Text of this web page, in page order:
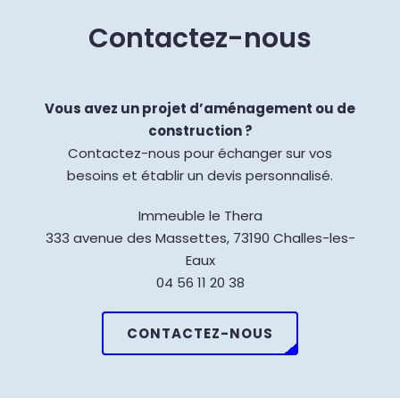
Contactez-nous
Vous avez un projet d’aménagement ou de
construction ?
Contactez-nous pour échanger sur vos
besoins et établir un devis personnalisé.
Immeuble le Thera
333 avenue des Massettes, 73190 Challes-les-
Eaux
04 56 11 20 38
CONTACTEZ-NOUS